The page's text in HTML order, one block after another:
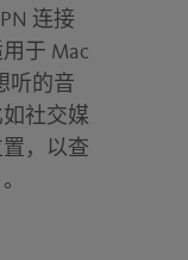
连接
于 Mac
听的音
社交媒
，以查